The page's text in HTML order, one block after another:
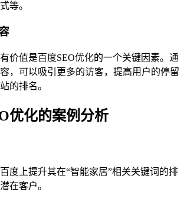
等。
价值是百度SEO优化的一个关键因素。通
，可以吸引更多的访客，提高用户的停留
的排名。
优化的案例分析
度上提升其在“智能家居”相关关键词的排
在客户。